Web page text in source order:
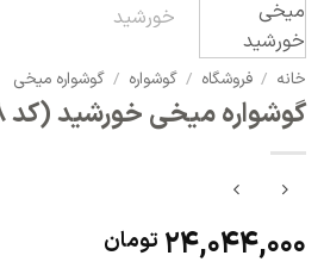
خانه / فروشگاه / گوشواره / گوشواره میخی
گوشواره میخی خورشید (کد 3478)
24,044,000 تومان